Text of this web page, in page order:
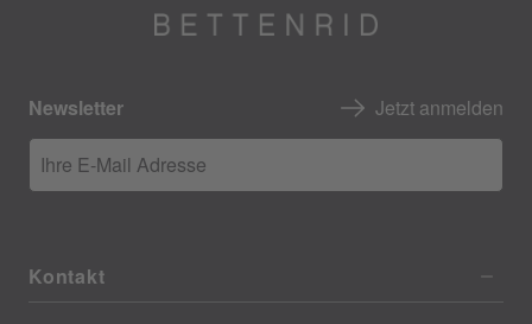
Newsletter Jetzt anmelden
Ihre E-Mail Adresse
Kontakt